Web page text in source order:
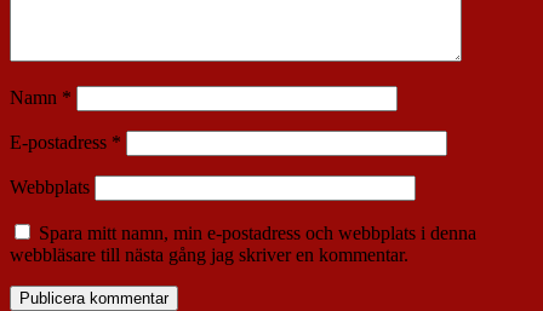
Namn *
E-postadress *
Webbplats
Spara mitt namn, min e-postadress och webbplats i denna
webbläsare till nästa gång jag skriver en kommentar.